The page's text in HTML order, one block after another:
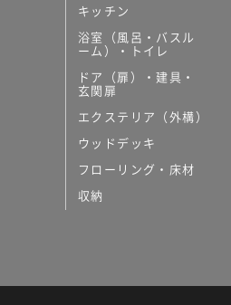
キッチン
浴室（風呂・バスル
ーム）・トイレ
ドア（扉）・建具・
玄関扉
エクステリア（外構）
ウッドデッキ
フローリング・床材
収納